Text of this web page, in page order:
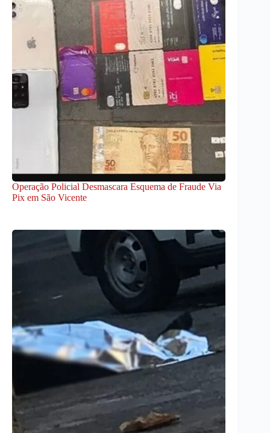
Operação Policial Desmascara Esquema de Fraude Via
Pix em São Vicente